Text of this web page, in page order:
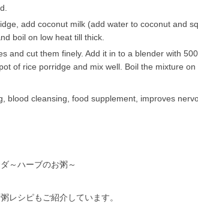
add coconut milk (add water to coconut and
boil on low heat till thick.
and cut them finely. Add it in to a blender with
of rice porridge and mix well. Boil the mixture
blood cleansing, food supplement, improves
～ハーブのお粥～
レシピもご紹介しています。